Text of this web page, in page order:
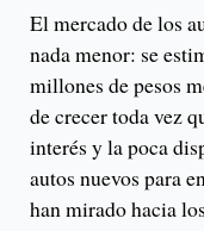
El mercado de los
nada menor: se
millones de pesos
de crecer toda vez
interés y la poca
autos nuevos para
han mirado hacia